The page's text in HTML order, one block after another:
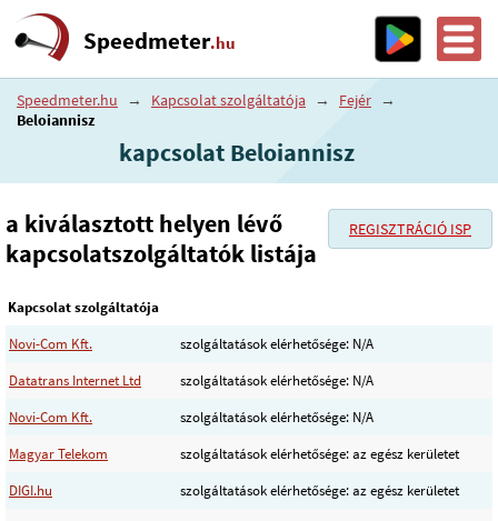
Speedmeter.hu
Speedmeter.hu → Kapcsolat szolgáltatója → Fejér →
Beloiannisz
kapcsolat Beloiannisz
REGISZTRÁCIÓ ISP
a kiválasztott helyen lévő
kapcsolatszolgáltatók listája
Kapcsolat szolgáltatója
Novi-Com Kft.
szolgáltatások elérhetősége: N/A
Datatrans Internet Ltd
szolgáltatások elérhetősége: N/A
Novi-Com Kft.
szolgáltatások elérhetősége: N/A
Magyar Telekom
szolgáltatások elérhetősége: az egész kerületet
DIGI.hu
szolgáltatások elérhetősége: az egész kerületet